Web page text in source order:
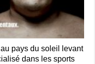
pays du soleil levant
dans les sports